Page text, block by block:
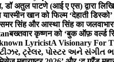
डॉ अतुल पाटणे (आई ए एस) द्वारा
खान को फिल्म ‘देहाती
समर सिंह और आस्था सिंह का जलवा
बख्तवार कृष्णन को ‘बुक ऑफ़ वर्ल्ड
LyricistA Visionary For
ટ્રેલર, પોસ્ટર અને સંગીત